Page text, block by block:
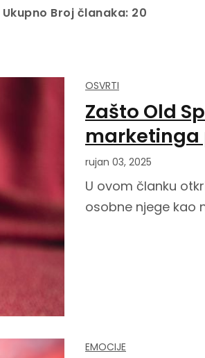
Ukupno Broj članaka: 20
OSVRTI
Zašto Old
marketinga
rujan 03, 2025
U ovom članku
osobne njege kao
EMOCIJE